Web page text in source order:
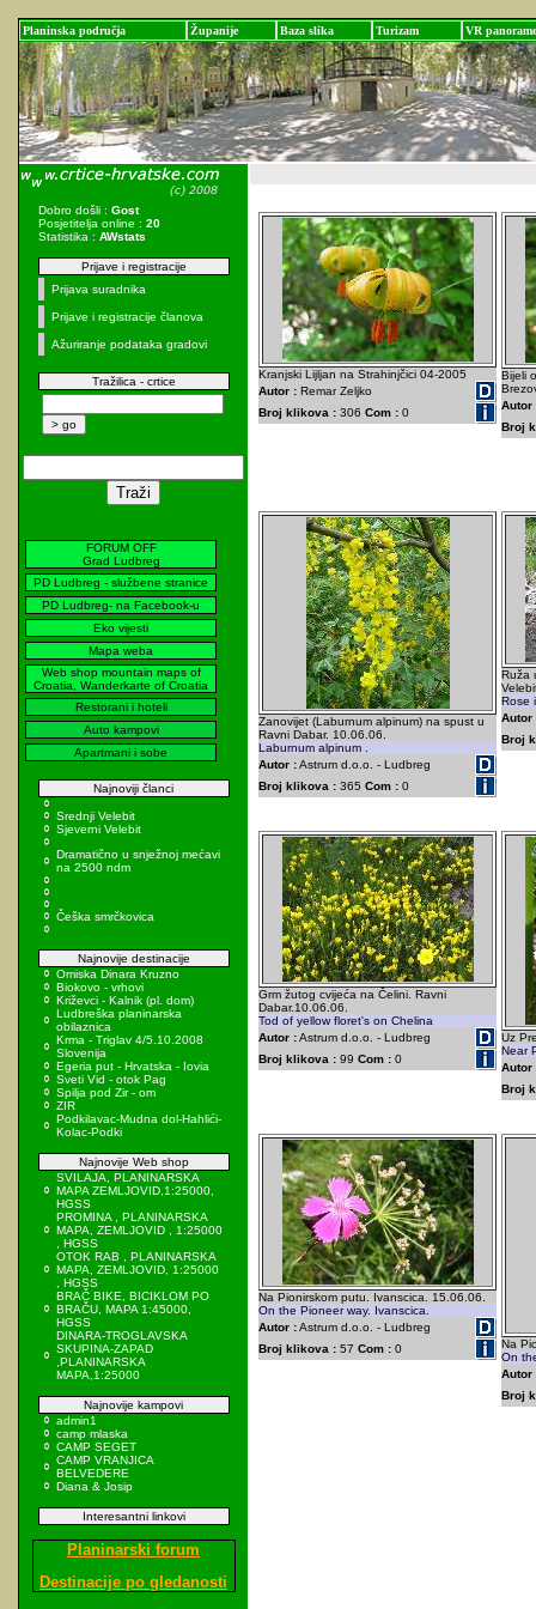
Planinska područja Županije Baza slika Turizam VR panorame
Dobro došli : Gost
Posjetitelja online : 20
Statistika : AWstats
Prijave i registracije
Prijava suradnika
Prijave i registracije članova
Ažuriranje podataka gradovi
Tražilica - crtice
FORUM OFF
Grad Ludbreg
PD Ludbreg - službene stranice
PD Ludbreg- na Facebook-u
Eko vijesti
Mapa weba
Web shop mountain maps of
Croatia, Wanderkarte of Croatia
Restorani i hoteli
Auto kampovi
Apartmani i sobe
Najnoviji članci
Srednji Velebit
Sjeverni Velebit
Dramatično u snježnoj mećavi
na 2500 ndm
Češka smrčkovica
Najnovije destinacije
Omiska Dinara Kruzno
Biokovo - vrhovi
Križevci - Kalnik (pl. dom)
Ludbreška planinarska
obilaznica
Krma - Triglav 4/5.10.2008
Slovenija
Egeria put - Hrvatska - Iovia
Sveti Vid - otok Pag
Spilja pod Zir - om
ZIR
Podkilavac-Mudna dol-Hahlići-
Kolac-Podki
Najnovije Web shop
SVILAJA, PLANINARSKA
MAPA ZEMLJOVID,1:25000,
HGSS
PROMINA , PLANINARSKA
MAPA, ZEMLJOVID , 1:25000
, HGSS
OTOK RAB , PLANINARSKA
MAPA, ZEMLJOVID, 1:25000
, HGSS
BRAČ BIKE, BICIKLOM PO
BRAČU, MAPA 1:45000,
HGSS
DINARA-TROGLAVSKA
SKUPINA-ZAPAD
,PLANINARSKA
MAPA,1:25000
Najnovije kampovi
admin1
camp mlaska
CAMP SEGET
CAMP VRANJICA
BELVEDERE
Diana & Josip
Interesantni linkovi
Planinarski forum
Destinacije po gledanosti
Kranjski Lijljan na Strahinjčici 04-2005
Autor : Remar Zeljko
Broj klikova : 306 Com : 0
Bijeli
Autor
Broj
Zanovijet (Laburnum alpinum) na spust u
Ravni Dabar. 10.06.06.
Laburnum alpinum .
Autor :Astrum d.o.o. - Ludbreg
Broj klikova : 365 Com : 0
Ruža
Rose
Autor
Broj
Grm žutog cvijeća na Čelini. Ravni
Dabar.10.06.06.
Tod of yellow floret's on Chelina
Autor :Astrum d.o.o. - Ludbreg
Broj klikova : 99 Com : 0
Uz
Near
Autor
Broj
Na Pionirskom putu. Ivanscica. 15.06.06.
On the Pioneer way. Ivanscica.
Autor :Astrum d.o.o. - Ludbreg
Broj klikova : 57 Com : 0
Na
On
Autor
Broj